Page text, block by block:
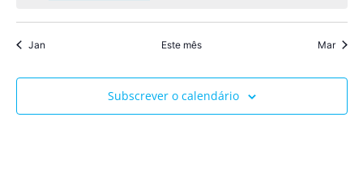
Jan Este mês Mar
Subscrever o calendário